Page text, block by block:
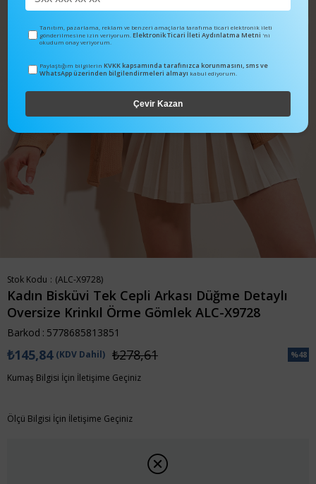
Stok Kodu (ALC-X9728)
Kadın Bisküvi Tek Cepli Arkası Düğme Detaylı
Oversize Krinkıl Örme Gömlek ALC-X9728
Barkod : 5778685813851
%48
₺278,61
₺145,84 (KDV Dahil)
Kumaş Bilgisi İçin İletişime Geçiniz
Ölçü Bilgisi İçin İletişime Geçiniz
Tanıtım, pazarlama, reklam ve benzeri amaçlarla tarafıma ticari elektronik ileti
gönderilmesine izin veriyorum.Elektronik Ticari İleti Aydınlatma Metni 'ni
okudum onay veriyorum.
Paylaştığım bilgilerin KVKK kapsamında tarafınızca korunmasını, sms ve
WhatsApp üzerinden bilgilendirmeleri almayı kabul ediyorum.
Çevir Kazan